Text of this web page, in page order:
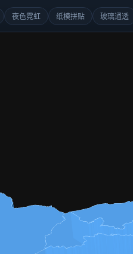
夜色霓虹 纸模拼贴 玻璃通透